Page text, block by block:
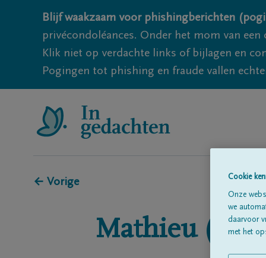
Blijf waakzaam voor phishingberichten
privécondoléances. Onder het mom van
Klik niet op verdachte links of bijlagen en
Pogingen tot phishing en fraude vallen
← Vorige
Mathieu
Cookie
Onze
we
daarvoor
met het